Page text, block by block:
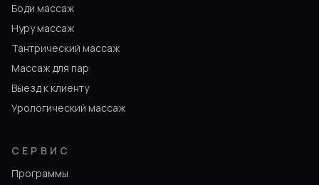
Боди массаж
Нуру массаж
Тантрический массаж
Массаж для пар
Выезд к клиенту
Урологический массаж
СЕРВИС
Программы